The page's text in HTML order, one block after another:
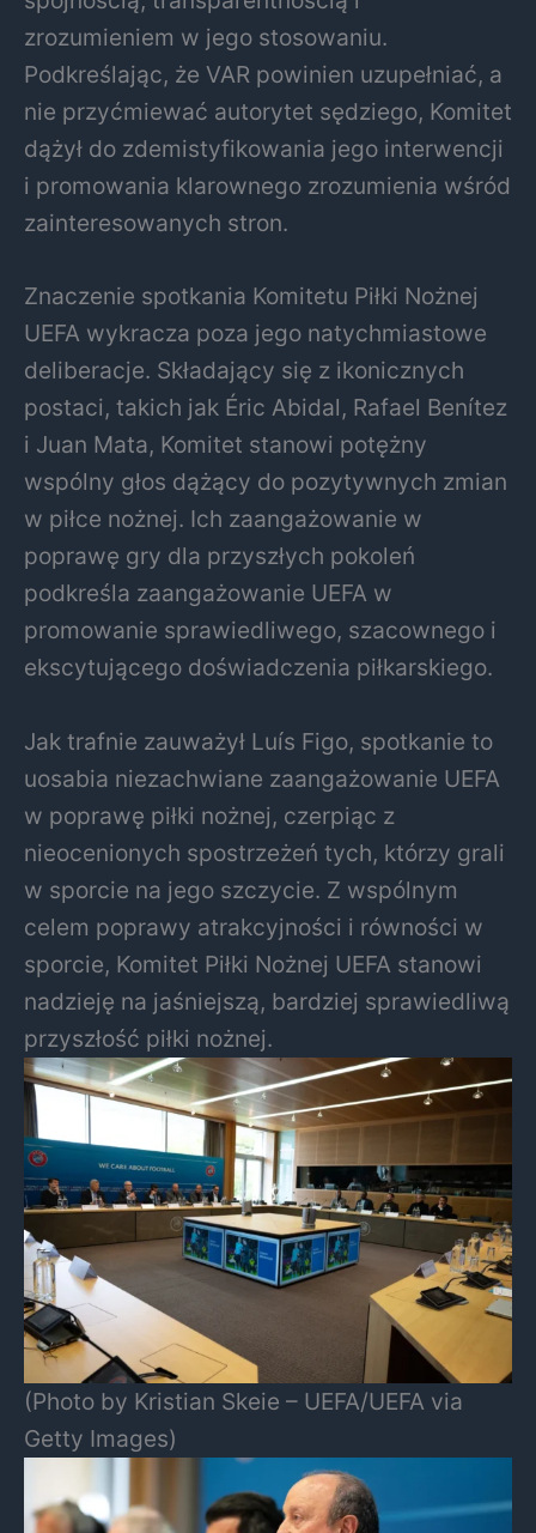
zrozumieniem w jego stosowaniu.
Podkreślając, że VAR powinien uzupełniać, a
nie przyćmiewać autorytet sędziego, Komitet
dążył do zdemistyfikowania jego interwencji
i promowania klarownego zrozumienia wśród
zainteresowanych stron.
Znaczenie spotkania Komitetu Piłki Nożnej
UEFA wykracza poza jego natychmiastowe
deliberacje. Składający się z ikonicznych
postaci, takich jak Éric Abidal, Rafael Benítez
i Juan Mata, Komitet stanowi potężny
wspólny głos dążący do pozytywnych zmian
w piłce nożnej. Ich zaangażowanie w
poprawę gry dla przyszłych pokoleń
podkreśla zaangażowanie UEFA w
promowanie sprawiedliwego, szacownego i
ekscytującego doświadczenia piłkarskiego.
Jak trafnie zauważył Luís Figo, spotkanie to
uosabia niezachwiane zaangażowanie UEFA
w poprawę piłki nożnej, czerpiąc z
nieocenionych spostrzeżeń tych, którzy grali
w sporcie na jego szczycie. Z wspólnym
celem poprawy atrakcyjności i równości w
sporcie, Komitet Piłki Nożnej UEFA stanowi
nadzieję na jaśniejszą, bardziej sprawiedliwą
przyszłość piłki nożnej.
(Photo by Kristian Skeie – UEFA/UEFA via
Getty Images)